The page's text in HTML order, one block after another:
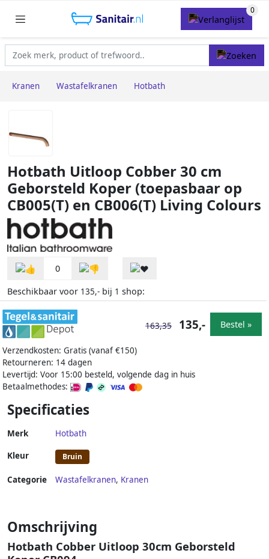
Kranen Wastafelkranen Hotbath
Hotbath Uitloop Cobber 30 cm
Geborsteld Koper (toepasbaar op
CB005(T) en CB006(T) Living Colours
0
Beschikbaar voor 135,- bij 1 shop:
Verzendkosten: Gratis (vanaf €150)
Retourneren: 14 dagen
Levertijd: Voor 15:00 besteld, volgende dag in huis
Betaalmethodes:
163,35 135,- Bestel »
Specificaties
Merk Hotbath
Kleur Bruin
Categorie Wastafelkranen, Kranen
Omschrijving
Hotbath Cobber Uitloop 30cm Geborsteld